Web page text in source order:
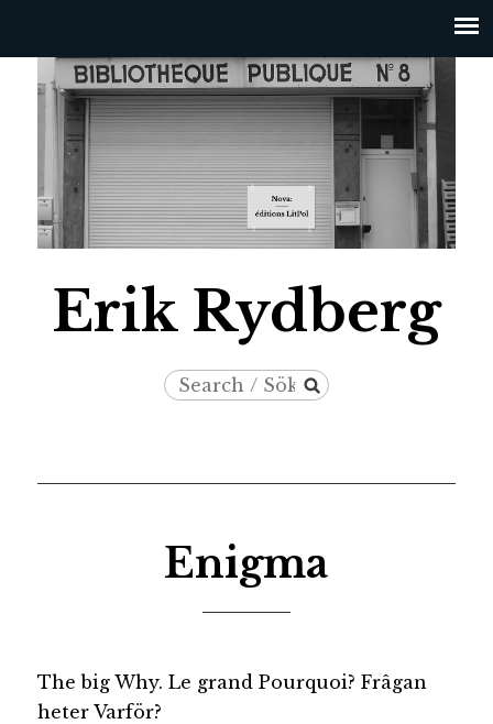
Erik Rydberg
SearchSearch
Enigma
The big Why. Le grand Pourquoi? Frâgan
heter Varför?